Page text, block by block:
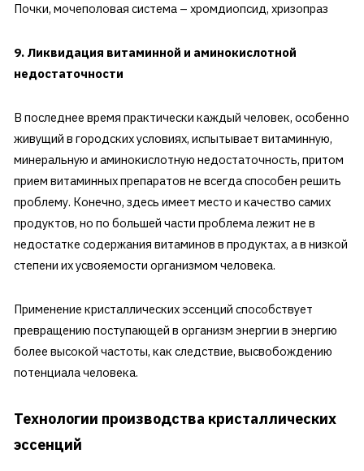
Почки, мочеполовая система – хромдиопсид, хризопраз
9. Ликвидация витаминной и аминокислотной
недостаточности
В последнее время практически каждый человек, особенно
живущий в городских условиях, испытывает витаминную,
минеральную и аминокислотную недостаточность, притом
прием витаминных препаратов не всегда способен решить
проблему. Конечно, здесь имеет место и качество самих
продуктов, но по большей части проблема лежит не в
недостатке содержания витаминов в продуктах, а в низкой
степени их усвояемости организмом человека.
Применение кристаллических эссенций способствует
превращению поступающей в организм энергии в энергию
более высокой частоты, как следствие, высвобождению
потенциала человека.
Технологии производства кристаллических
эссенций